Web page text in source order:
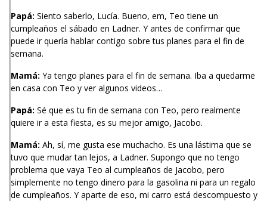
Papá: Siento saberlo, Lucía. Bueno, em, Teo tiene un
cumpleaños el sábado en Ladner. Y antes de confirmar que
puede ir quería hablar contigo sobre tus planes para el fin de
semana.
Mamá: Ya tengo planes para el fin de semana. Iba a quedarme
en casa con Teo y ver algunos videos…
Papá: Sé que es tu fin de semana con Teo, pero realmente
quiere ir a esta fiesta, es su mejor amigo, Jacobo.
Mamá: Ah, sí, me gusta ese muchacho. Es una lástima que se
tuvo que mudar tan lejos, a Ladner. Supongo que no tengo
problema que vaya Teo al cumpleaños de Jacobo, pero
simplemente no tengo dinero para la gasolina ni para un regalo
de cumpleaños. Y aparte de eso, mi carro está descompuesto y